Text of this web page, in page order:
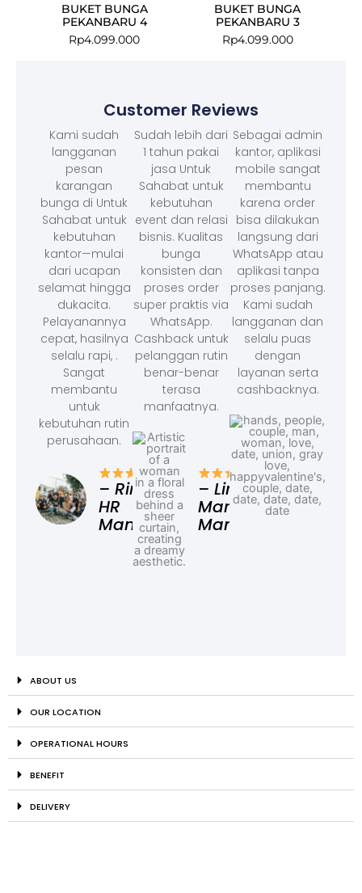
BUKET BUNGA
PEKANBARU 4
Rp4.099.000
BUKET BUNGA
PEKANBARU 3
Rp4.099.000
Customer Reviews
Kami sudah
langganan
pesan
karangan
bunga di Untuk
Sahabat untuk
kebutuhan
kantor—mulai
dari ucapan
selamat hingga
dukacita.
Pelayanannya
cepat, hasilnya
selalu rapi, .
Sangat
membantu
untuk
kebutuhan rutin
perusahaan.
– Rina,
HR
Manager
Sudah lebih dari
1 tahun pakai
jasa Untuk
Sahabat untuk
kebutuhan
event dan relasi
bisnis. Kualitas
bunga
konsisten dan
proses order
super praktis via
WhatsApp.
Cashback untuk
pelanggan rutin
benar-benar
terasa
manfaatnya.
– Linda,
Marketing
Manager
Sebagai admin
kantor, aplikasi
mobile sangat
membantu
karena order
bisa dilakukan
langsung dari
WhatsApp atau
aplikasi tanpa
proses panjang.
Kami sudah
langganan dan
selalu puas
dengan
layanan serta
cashbacknya.
ABOUT US
OUR LOCATION
OPERATIONAL HOURS
BENEFIT
DELIVERY